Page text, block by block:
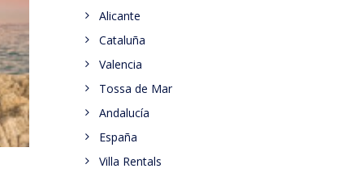
Alicante
Cataluña
Valencia
Tossa de Mar
Andalucía
España
Villa Rentals